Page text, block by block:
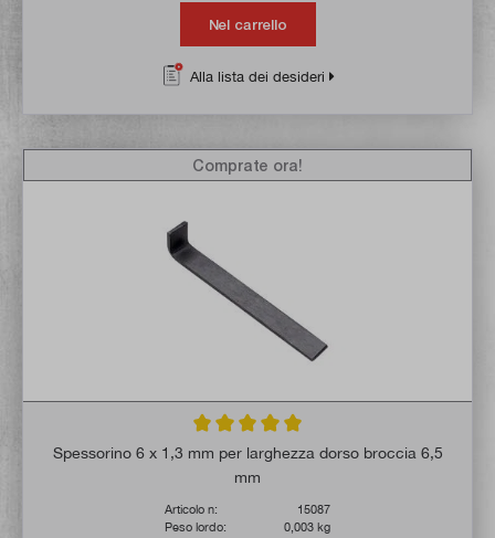
Nel carrello
Alla lista dei desideri
Valutazione media di 5 su 5 stelle
Spessorino 6 x 1,3 mm per larghezza dorso broccia 6,5
mm
Articolo n:
15087
Peso lordo:
0,003 kg
Comprate ora!